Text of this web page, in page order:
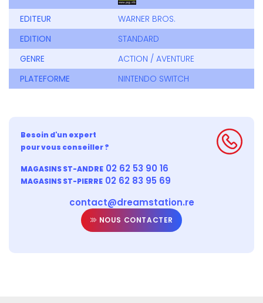
EDITEUR
WARNER BROS.
EDITION
STANDARD
GENRE
ACTION / AVENTURE
PLATEFORME
NINTENDO SWITCH
Besoin d'un expert
pour vous conseiller ?
MAGASINS ST-ANDRE 02 62 53 90 16
MAGASINS ST-PIERRE 02 62 83 95 69
contact@dreamstation.re
NOUS CONTACTER